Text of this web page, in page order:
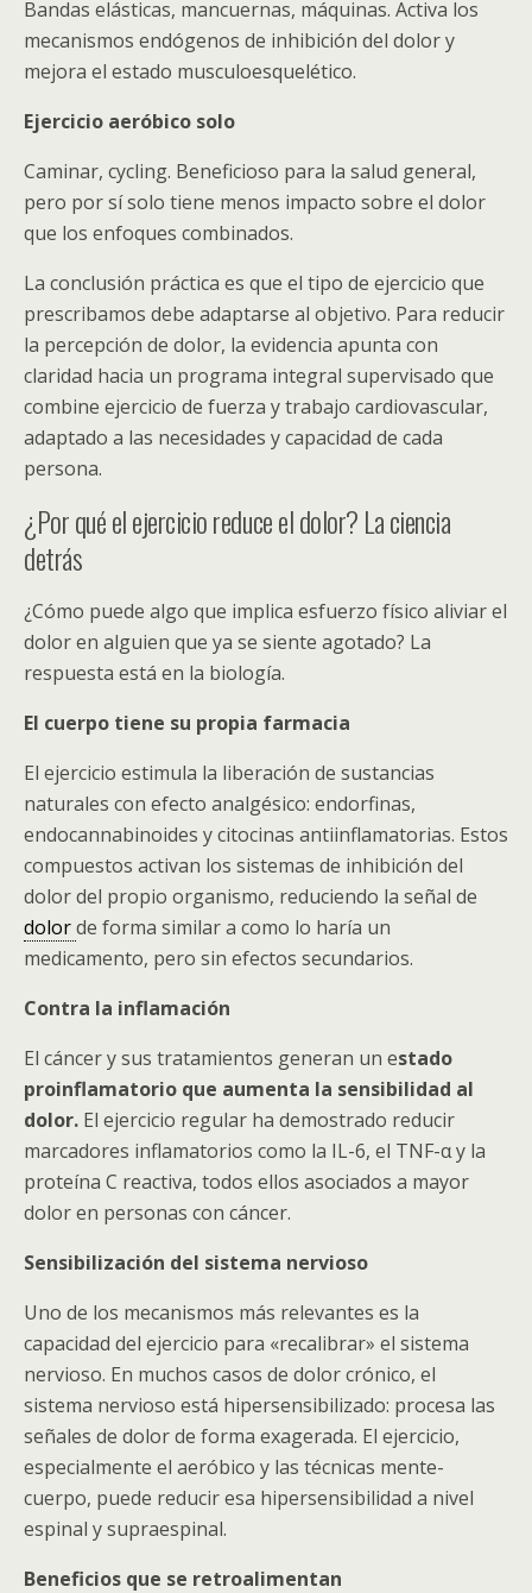
Bandas elásticas, mancuernas, máquinas. Activa los
mecanismos endógenos de inhibición del dolor y
mejora el estado musculoesquelético.
Ejercicio aeróbico solo
Caminar, cycling. Beneficioso para la salud general,
pero por sí solo tiene menos impacto sobre el dolor
que los enfoques combinados.
La conclusión práctica es que el tipo de ejercicio que
prescribamos debe adaptarse al objetivo. Para reducir
la percepción de dolor, la evidencia apunta con
claridad hacia un programa integral supervisado que
combine ejercicio de fuerza y trabajo cardiovascular,
adaptado a las necesidades y capacidad de cada
persona.
¿Por qué el ejercicio reduce el dolor? La ciencia
detrás
¿Cómo puede algo que implica esfuerzo físico aliviar el
dolor en alguien que ya se siente agotado? La
respuesta está en la biología.
El cuerpo tiene su propia farmacia
El ejercicio estimula la liberación de sustancias
naturales con efecto analgésico: endorfinas,
endocannabinoides y citocinas antiinflamatorias. Estos
compuestos activan los sistemas de inhibición del
dolor del propio organismo, reduciendo la señal de
dolorde forma similar a como lo haría un
medicamento, pero sin efectos secundarios.
Contra la inflamación
El cáncer y sus tratamientos generan un estado
proinflamatorio que aumenta la sensibilidad al
dolor. El ejercicio regular ha demostrado reducir
marcadores inflamatorios como la IL-6, el TNF-α y la
proteína C reactiva, todos ellos asociados a mayor
dolor en personas con cáncer.
Sensibilización del sistema nervioso
Uno de los mecanismos más relevantes es la
capacidad del ejercicio para «recalibrar» el sistema
nervioso. En muchos casos de dolor crónico, el
sistema nervioso está hipersensibilizado: procesa las
señales de dolor de forma exagerada. El ejercicio,
especialmente el aeróbico y las técnicas mente-
cuerpo, puede reducir esa hipersensibilidad a nivel
espinal y supraespinal.
Beneficios que se retroalimentan